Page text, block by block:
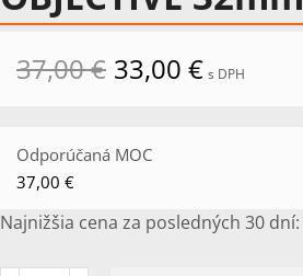
37,00€ Pôvodná
cena
33,00 €Aktuálna
s DPH
Odporúčaná MOC
37,00 €
Najnižšia cena za posledných 30 dní: